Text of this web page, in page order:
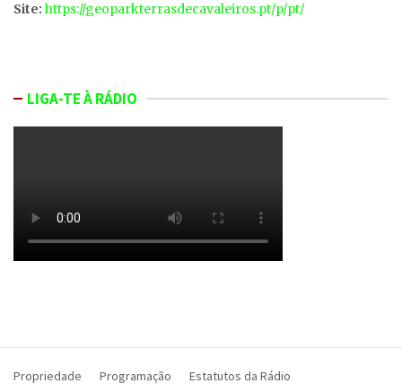
Site: https://geoparkterrasdecavaleiros.pt/p/pt/
LIGA-TE À RÁDIO
Propriedade Programação Estatutos da Rádio